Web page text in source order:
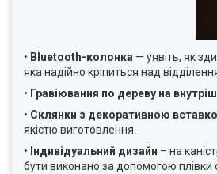
• Bluetooth-колонка — уявіть, як
яка надійно кріпиться над
• Гравіювання по дереву на
• Склянки з декоративною
якістю виготовлення.
• Індивідуальний дизайн – на
бути виконано за допомогою